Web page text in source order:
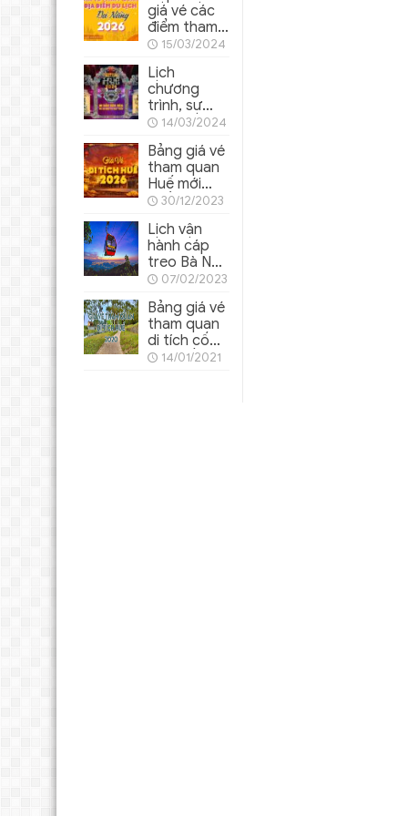
giá vé các
điểm tham
quan ở Đà
15/03/2024
Lịch
chương
trình, sự
kiện Festival
Huế 2024
14/03/2024
Bảng giá vé
tham quan
Huế mới
nhất 2026
30/12/2023
Lịch vận
hành cáp
treo Bà Nà
Hills 2026
mới nhất
07/02/2023
Bảng giá vé
tham quan
di tích cố
đô Huế
14/01/2021